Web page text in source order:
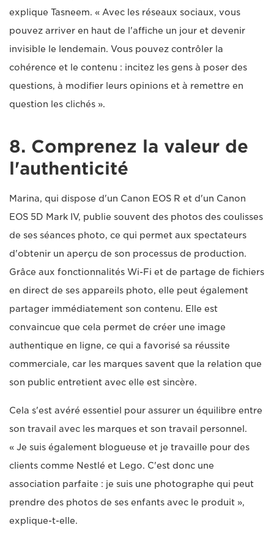
explique Tasneem. « Avec les réseaux sociaux, vous
pouvez arriver en haut de l'affiche un jour et devenir
invisible le lendemain. Vous pouvez contrôler la
cohérence et le contenu : incitez les gens à poser des
questions, à modifier leurs opinions et à remettre en
question les clichés ».
8. Comprenez la valeur de
l'authenticité
Marina, qui dispose d'un Canon EOS R et d'un Canon
EOS 5D Mark IV, publie souvent des photos des coulisses
de ses séances photo, ce qui permet aux spectateurs
d'obtenir un aperçu de son processus de production.
Grâce aux fonctionnalités Wi-Fi et de partage de fichiers
en direct de ses appareils photo, elle peut également
partager immédiatement son contenu. Elle est
convaincue que cela permet de créer une image
authentique en ligne, ce qui a favorisé sa réussite
commerciale, car les marques savent que la relation que
son public entretient avec elle est sincère.
Cela s'est avéré essentiel pour assurer un équilibre entre
son travail avec les marques et son travail personnel.
« Je suis également blogueuse et je travaille pour des
clients comme Nestlé et Lego. C'est donc une
association parfaite : je suis une photographe qui peut
prendre des photos de ses enfants avec le produit »,
explique-t-elle.